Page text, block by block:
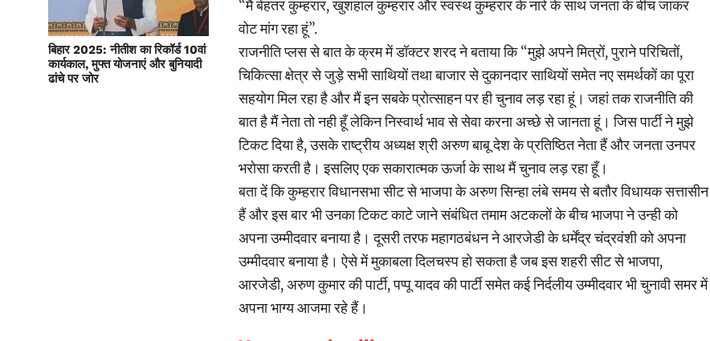
बिहार 2025: नीतीश का रिकॉर्ड 10वां
कार्यकाल, मुफ्त योजनाएं और बुनियादी
ढांचे पर जोर
“मैं बेहतर कुम्हरार, खुशहाल कुम्हरार और स्वस्थ कुम्हरार के नारे के साथ जनता के बीच जाकर
वोट मांग रहा हूं”.
राजनीति प्लस से बात के क्रम में डॉक्टर शरद ने बताया कि “मुझे अपने मित्रों, पुराने परिचितों,
चिकित्सा क्षेत्र से जुड़े सभी साथियों तथा बाजार से दुकानदार साथियों समेत नए समर्थकों का पूरा
सहयोग मिल रहा है और मैं इन सबके प्रोत्साहन पर ही चुनाव लड़ रहा हूं। जहां तक राजनीति की
बात है मैं नेता तो नही हूँ लेकिन निस्वार्थ भाव से सेवा करना अच्छे से जानता हूं। जिस पार्टी ने मुझे
टिकट दिया है, उसके राष्ट्रीय अध्यक्ष श्री अरुण बाबू देश के प्रतिष्ठित नेता हैं और जनता उनपर
भरोसा करती है। इसलिए एक सकारात्मक ऊर्जा के साथ मैं चुनाव लड़ रहा हूँ।
बता दें कि कुम्हरार विधानसभा सीट से भाजपा के अरुण सिन्हा लंबे समय से बतौर विधायक सत्तासीन
हैं और इस बार भी उनका टिकट काटे जाने संबंधित तमाम अटकलों के बीच भाजपा ने उन्ही को
अपना उम्मीदवार बनाया है। दूसरी तरफ महागठबंधन ने आरजेडी के धर्मेंद्र चंद्रवंशी को अपना
उम्मीदवार बनाया है। ऐसे में मुकाबला दिलचस्प हो सकता है जब इस शहरी सीट से भाजपा,
आरजेडी, अरुण कुमार की पार्टी, पप्पू यादव की पार्टी समेत कई निर्दलीय उम्मीदवार भी चुनावी समर में
अपना भाग्य आजमा रहे हैं।